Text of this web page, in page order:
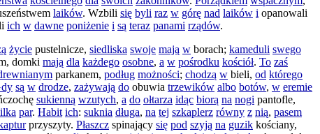
laików. Wzbili się byli raz w górę nad laików i opanowali
ich w dawne poniżenie i są teraz panami rządów.
życie pustelnicze, siedliska swoje mają w borach; kameduli swego
, domki mają dla każdego osobne, a w pośrodku kościół. To zaś
parkanem, podług możności; chodzą w bieli, od którego
są w drodze, zażywają do obuwia trzewików albo botów, w eremie
sukienną wzutych, a do ołtarza idąc biorą na nogi pantofle,
par. Habit ich: suknia długa, na tej szkaplerz równy z nią, pasem
przyszyty. Płaszcz spinający się pod szyją na guzik kościany,